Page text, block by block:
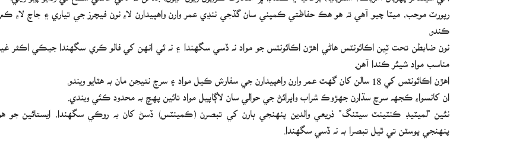
رپورٽ موجب، ميٽا چيو آهي ته هو هڪ حفاظتي ڪمپني سان گڏجي ننڍي عمر وارن واهپيدارن لاءِ نون فيچرز جي تياري ۽ جاچ لاءِ ڪم
نون ضابطن تحت ٽِين اڪائونٽس هاڻي اهڙن اڪائونٽس جو مواد نه ڏسي سگهندا ۽ نه ئي انهن کي فالو ڪري سگهندا جيڪي اڪثر غير
مناسب مواد شيئر ڪندا آهن.
اهڙن اڪائونٽس کي 18 سالن کان گهٽ عمر وارن واهپيدارن جي سفارش ڪيل مواد ۽ سرچ نتيجن مان به هٽايو ويندو.
ان کانسواءِ ڪجهه سرچ سڌارن جهڙوڪ شراب واپرائڻ جي حوالي سان لاڳاپيل مواد تائين پهچ به محدود ڪئي ويندي.
نئين ”لميٽيڊ ڪنٽينٽ سيٽنگ“ ذريعي والدين پنهنجي ٻارن کي تبصرن (ڪمينٽس) ڏسڻ کان به روڪي سگهندا، ايستائين جو هو
پنهنجي پوسٽن تي ٿيل تبصرا به نه ڏسي سگهندا.